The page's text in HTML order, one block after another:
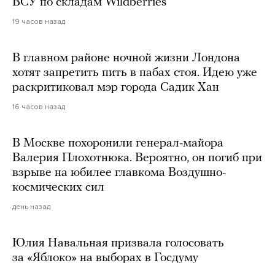
19 часов назад
В главном районе ночной жизни Лондона
хотят запретить пить в пабах стоя. Идею уже
раскритиковал мэр города Садик Хан
16 часов назад
В Москве похоронили генерал-майора
Валерия Плохотнюка. Вероятно, он погиб при
взрыве на юбилее главкома Воздушно-
космических сил
день назад
Юлия Навальная призвала голосовать
за «Яблоко» на выборах в Госдуму